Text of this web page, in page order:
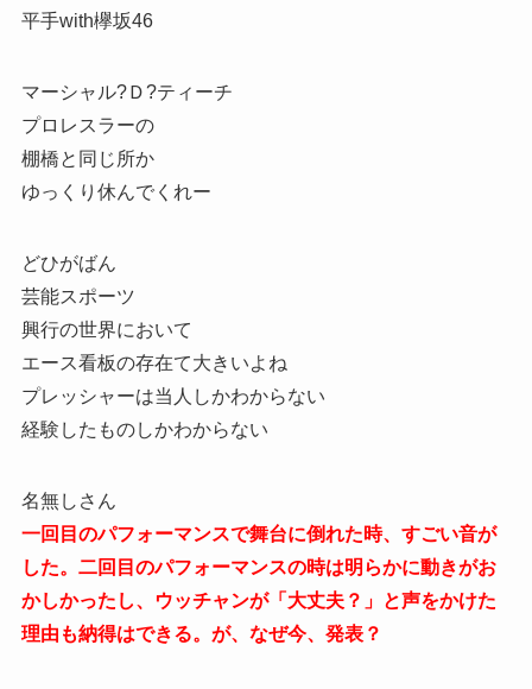
平手with欅坂46
マーシャル?Ｄ?ティーチ
プロレスラーの
棚橋と同じ所か
ゆっくり休んでくれー
どひがばん
芸能スポーツ
興行の世界において
エース看板の存在て大きいよね
プレッシャーは当人しかわからない
経験したものしかわからない
名無しさん
一回目のパフォーマンスで舞台に倒れた時、すごい音が
した。二回目のパフォーマンスの時は明らかに動きがお
かしかったし、ウッチャンが「大丈夫？」と声をかけた
理由も納得はできる。が、なぜ今、発表？